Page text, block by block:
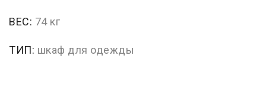
ВЕС: 74 кг
ТИП: шкаф для одежды